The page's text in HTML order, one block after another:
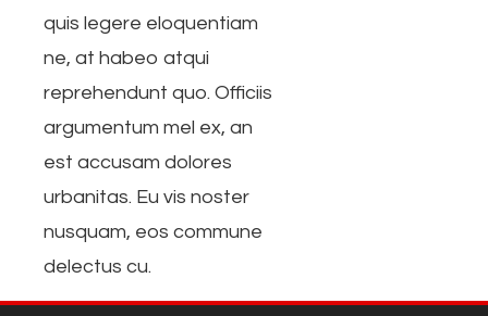
quis legere eloquentiam
ne, at habeo atqui
reprehendunt quo. Officiis
argumentum mel ex, an
est accusam dolores
urbanitas. Eu vis noster
nusquam, eos commune
delectus cu.